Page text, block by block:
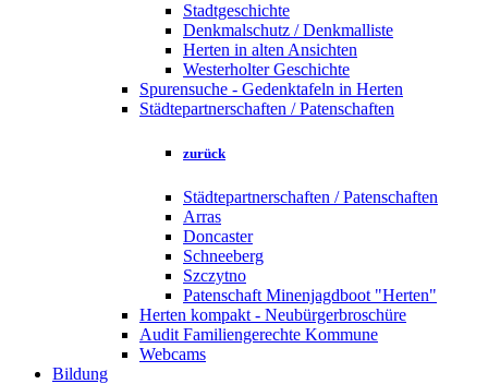
Stadtgeschichte
Denkmalschutz / Denkmalliste
Herten in alten Ansichten
Westerholter Geschichte
Spurensuche - Gedenktafeln in Herten
Städtepartnerschaften / Patenschaften
zurück
Städtepartnerschaften / Patenschaften
Arras
Doncaster
Schneeberg
Szczytno
Patenschaft Minenjagdboot "Herten"
Herten kompakt - Neubürgerbroschüre
Audit Familiengerechte Kommune
Webcams
Bildung